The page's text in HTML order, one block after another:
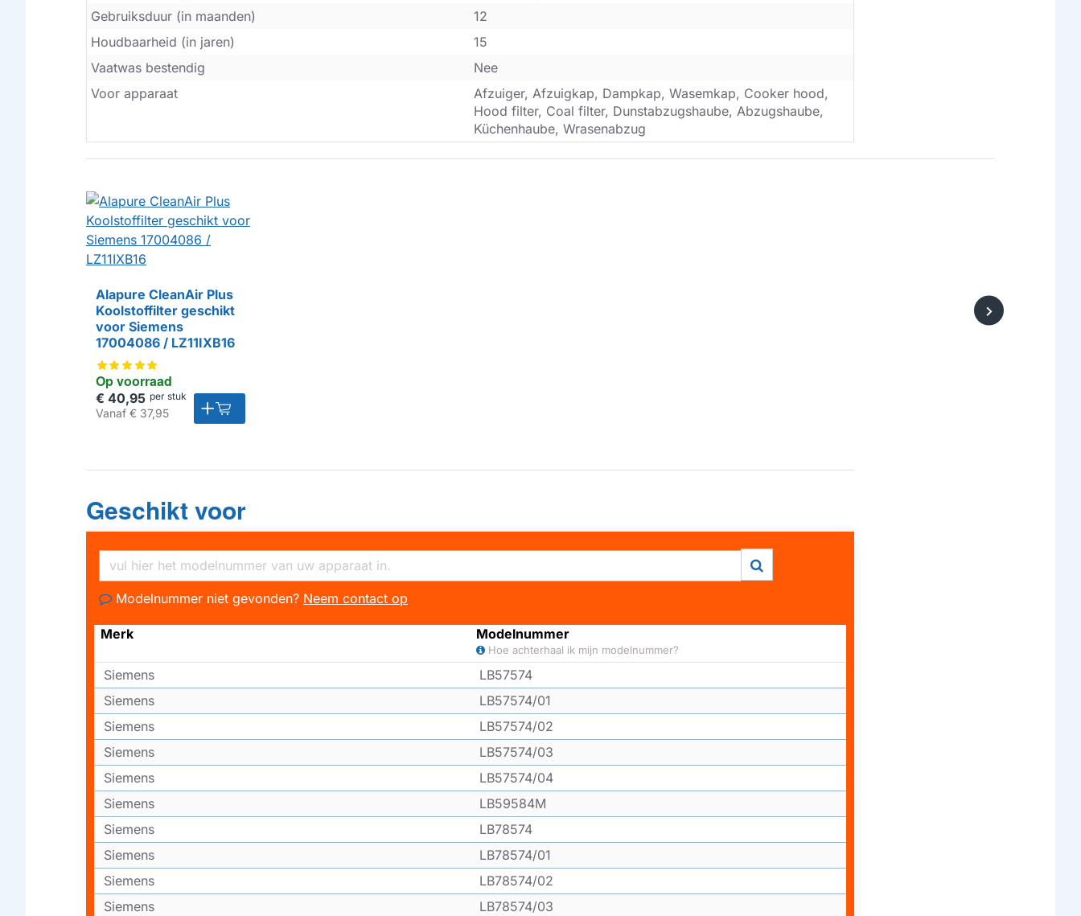
Gebruiksduur (in maanden)
12
Houdbaarheid (in jaren)
15
Vaatwas bestendig
Nee
Voor apparaat
Afzuiger, Afzuigkap, Dampkap, Wasemkap, Cooker hood,
Hood filter, Coal filter, Dunstabzugshaube, Abzugshaube,
Küchenhaube, Wrasenabzug
HUISMERK
Op voorraad
Alapure CleanAir Plus
Koolstoffilter geschikt
voor Siemens
17004086 / LZ11IXB16
€ 40,95 per stuk
Vanaf € 37,95
Geschikt voor
Modelnummer niet gevonden? Neem contact op
Merk Modelnummer
Hoe achterhaal ik mijn modelnummer?
Siemens
LB57574
Siemens
LB57574/01
Siemens
LB57574/02
Siemens
LB57574/03
Siemens
LB57574/04
Siemens
LB59584M
Siemens
LB78574
Siemens
LB78574/01
Siemens
LB78574/02
Siemens
LB78574/03